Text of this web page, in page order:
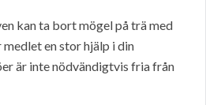
kan ta bort mögel på trä med
en stor hjälp i din
är inte nödvändigtvis fria från